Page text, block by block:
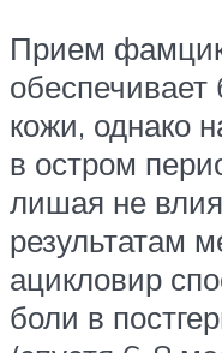
Прием
кожи, однако
в остром
лишая не
результатам
ацикловир
боли в